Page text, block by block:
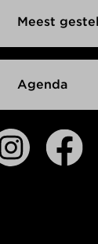
Meest
Agenda